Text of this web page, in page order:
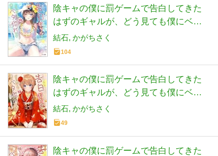
陰キャの僕に罰ゲームで告白してきた
はずのギャルが、どう見ても僕にベタ
惚れです 10 (HJ文庫 ゆ 02-01-10)
結石 かがちさく
104
陰キャの僕に罰ゲームで告白してきた
はずのギャルが、どう見ても僕にベタ
惚れです 12 (HJ文庫 ゆ 02-01-12)
結石 かがちさく
49
陰キャの僕に罰ゲームで告白してきた